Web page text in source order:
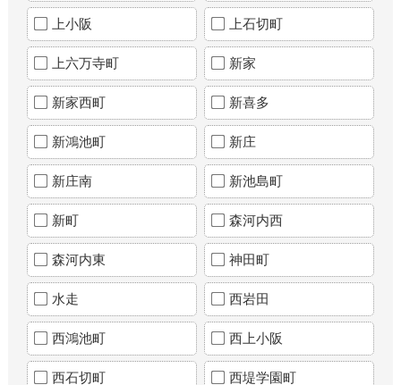
上小阪 上石切町
上六万寺町 新家
新家西町 新喜多
新鴻池町 新庄
新庄南 新池島町
新町 森河内西
森河内東 神田町
水走 西岩田
西鴻池町 西上小阪
西石切町 西堤学園町